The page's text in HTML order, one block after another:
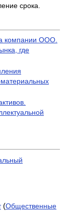
срока.
компании ООО.
где
(Общественные